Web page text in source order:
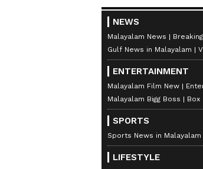
NEWS
Malayalam News
Gulf News in Malayalam
ENTERTAINMENT
Malayalam Film New
Malayalam Bigg Boss
Box
SPORTS
Sports News in Malayalam
LIFESTYLE